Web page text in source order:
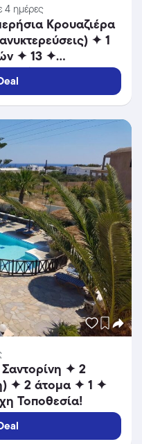
4 ημέρες
Κρουαζιέρα
✦ 1
✦ 13 ✦
✦ Μοναδική
& ζωντανή
✦ 2
✦ 2 άτομα ✦ 1 ✦
Τοποθεσία!